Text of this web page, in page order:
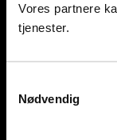
Vores partnere
tjenester.
Nødvendig